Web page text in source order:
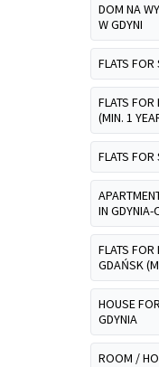
DOM NA
W GDYNI
FLATS
FLATS FOR
(MIN. 1
FLATS FOR
IN
FLATS FOR
GDAŃSK
HOUSE
GDYNIA
ROOM /